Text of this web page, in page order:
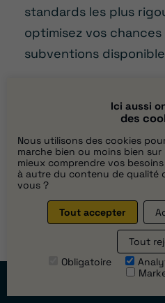
Ici aussi
des
Nous utilisons des cookies
marche bien ou moins bien
mieux comprendre vos
à autre du contenu de qualité
vous ?
Tout accepter
Tout
Obligatoire
standards les plus
optimisez vos
subventions
pour une
durable à